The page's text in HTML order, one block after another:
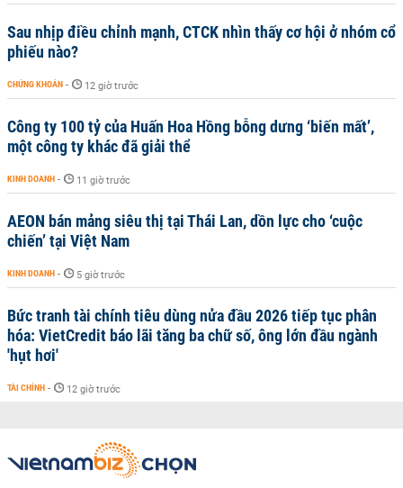
Sau nhịp điều chỉnh mạnh, CTCK nhìn thấy cơ hội ở nhóm cổ
phiếu nào?
CHỨNG KHOÁN - 12 giờ trước
Công ty 100 tỷ của Huấn Hoa Hồng bỗng dưng ‘biến mất’,
một công ty khác đã giải thể
KINH DOANH - 11 giờ trước
AEON bán mảng siêu thị tại Thái Lan, dồn lực cho ‘cuộc
chiến’ tại Việt Nam
KINH DOANH - 5 giờ trước
Bức tranh tài chính tiêu dùng nửa đầu 2026 tiếp tục phân
hóa: VietCredit báo lãi tăng ba chữ số, ông lớn đầu ngành
'hụt hơi'
TÀI CHÍNH - 12 giờ trước